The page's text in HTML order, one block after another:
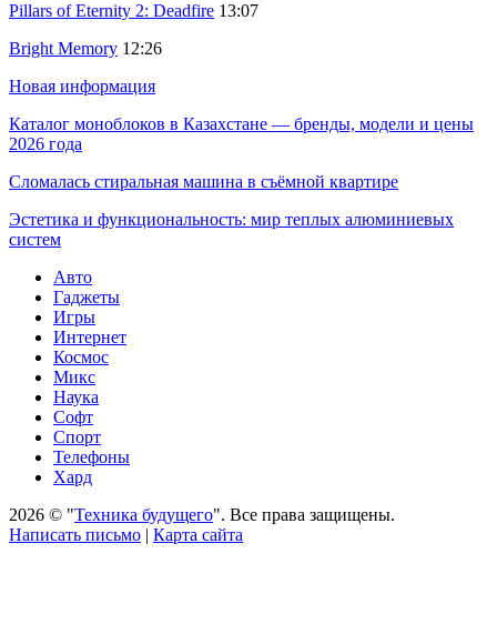
Pillars of Eternity 2: Deadfire 13:07
Bright Memory 12:26
Новая информация
Каталог моноблоков в Казахстане — бренды, модели и цены
2026 года
Сломалась стиральная машина в съёмной квартире
Эстетика и функциональность: мир теплых алюминиевых
систем
Авто
Гаджеты
Игры
Интернет
Космос
Микс
Наука
Софт
Спорт
Телефоны
Хард
2026 © "Техника будущего". Все права защищены.
Написать письмо | Карта сайта